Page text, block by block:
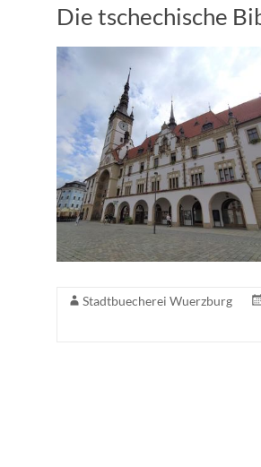
Die tschechische
Stadtbuecherei Wuerzburg